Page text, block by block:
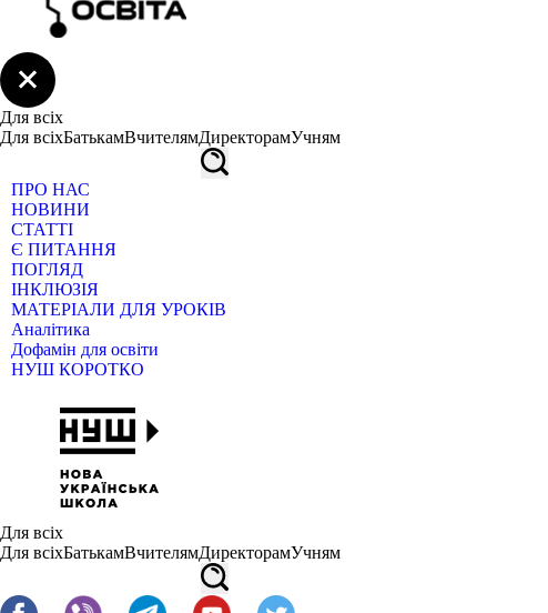
Для всіх
Для всіхБатькамВчителямДиректорамУчням
ПРО НАС
НОВИНИ
СТАТТІ
Є ПИТАННЯ
ПОГЛЯД
ІНКЛЮЗІЯ
МАТЕРІАЛИ ДЛЯ УРОКІВ
Аналітика
Дофамін для освіти
НУШ КОРОТКО
Для всіх
Для всіхБатькамВчителямДиректорамУчням